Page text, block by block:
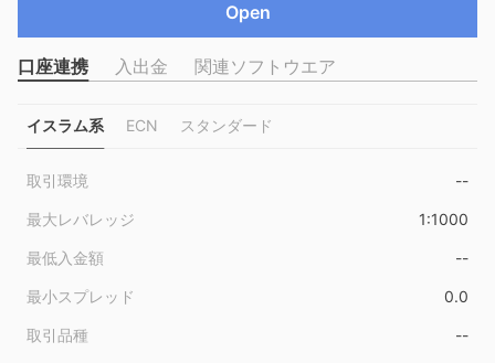
Open
口座連携 入出金 関連ソフトウエア
イスラム系 ECN スタンダード
取引環境 --
最大レバレッジ 1:1000
最低入金額 --
最小スプレッド 0.0
取引品種 --